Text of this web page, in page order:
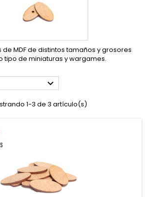
MDF de distintos tamaños y grosores
tipo de miniaturas y wargames.

1-3 de 3 artículo(s)